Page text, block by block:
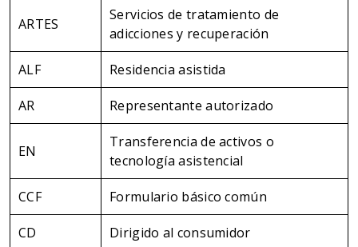
ARTES
Servicios de tratamiento de
adicciones y recuperación
ALF Residencia asistida
AR Representante autorizado
EN
Transferencia de activos o
tecnología asistencial
CCF Formulario básico común
CD Dirigido al consumidor